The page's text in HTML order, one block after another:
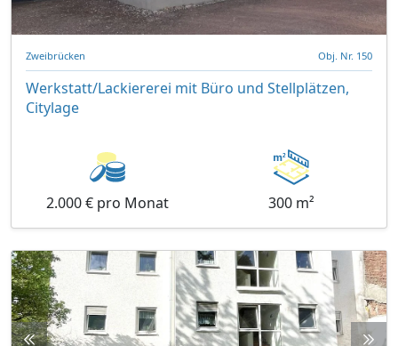
Zweibrücken Obj. Nr. 150
Werkstatt/Lackiererei mit Büro und Stellplätzen,
Citylage
2.000 € pro Monat 300 m²